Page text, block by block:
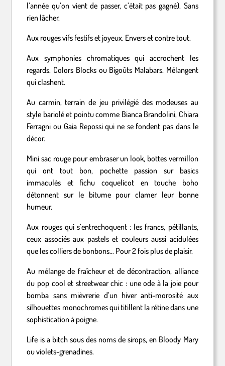
l’année qu’on vient de passer, c’était pas gagné). Sans
rien lâcher.
Aux rouges vifs festifs et joyeux. Envers et contre tout.
Aux symphonies chromatiques qui accrochent les
regards. Colors Blocks ou Bigoûts Malabars. Mélangent
qui clashent.
Au carmin, terrain de jeu privilégié des modeuses au
style bariolé et pointu comme Bianca Brandolini, Chiara
Ferragni ou Gaia Repossi qui ne se fondent pas dans le
décor.
Mini sac rouge pour embraser un look, bottes vermillon
qui ont tout bon, pochette passion sur basics
immaculés et fichu coquelicot en touche boho
détonnent sur le bitume pour clamer leur bonne
humeur.
Aux rouges qui s’entrechoquent : les francs, pétillants,
ceux associés aux pastels et couleurs aussi acidulées
que les colliers de bonbons… Pour 2 fois plus de plaisir.
Au mélange de fraîcheur et de décontraction, alliance
du pop cool et streetwear chic : une ode à la joie pour
bomba sans mièvrerie d’un hiver anti-morosité aux
silhouettes monochromes qui titillent la rétine dans une
sophistication à poigne.
Life is a bitch sous des noms de sirops, en Bloody Mary
ou violets-grenadines.